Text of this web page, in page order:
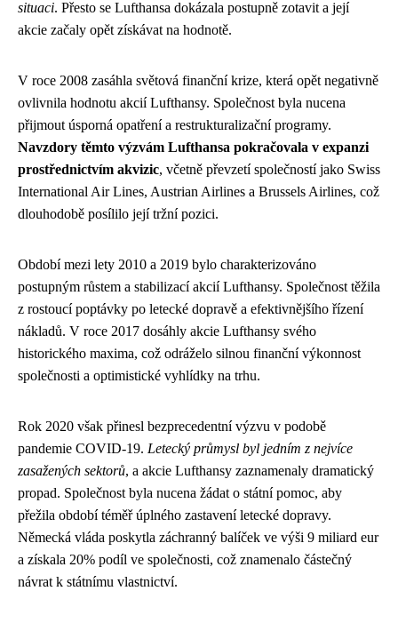
situaci. Přesto se Lufthansa dokázala postupně zotavit a její
akcie začaly opět získávat na hodnotě.
V roce 2008 zasáhla světová finanční krize, která opět negativně
ovlivnila hodnotu akcií Lufthansy. Společnost byla nucena
přijmout úsporná opatření a restrukturalizační programy.
Navzdory těmto výzvám Lufthansa pokračovala v expanzi
prostřednictvím akvizic, včetně převzetí společností jako Swiss
International Air Lines, Austrian Airlines a Brussels Airlines, což
dlouhodobě posílilo její tržní pozici.
Období mezi lety 2010 a 2019 bylo charakterizováno
postupným růstem a stabilizací akcií Lufthansy. Společnost těžila
z rostoucí poptávky po letecké dopravě a efektivnějšího řízení
nákladů. V roce 2017 dosáhly akcie Lufthansy svého
historického maxima, což odráželo silnou finanční výkonnost
společnosti a optimistické vyhlídky na trhu.
Rok 2020 však přinesl bezprecedentní výzvu v podobě
pandemie COVID-19. Letecký průmysl byl jedním z nejvíce
zasažených sektorů, a akcie Lufthansy zaznamenaly dramatický
propad. Společnost byla nucena žádat o státní pomoc, aby
přežila období téměř úplného zastavení letecké dopravy.
Německá vláda poskytla záchranný balíček ve výši 9 miliard eur
a získala 20% podíl ve společnosti, což znamenalo částečný
návrat k státnímu vlastnictví.